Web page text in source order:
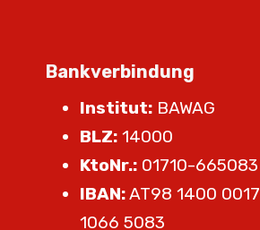
Bankverbindung
Institut: BAWAG
BLZ: 14000
KtoNr.: 01710-665083
IBAN:AT98 1400 0017
1066 5083